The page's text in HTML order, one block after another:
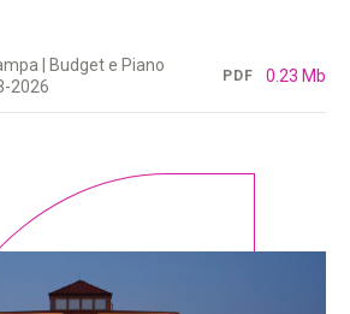
| Budget e Piano
2026
PDF 0.23 Mb